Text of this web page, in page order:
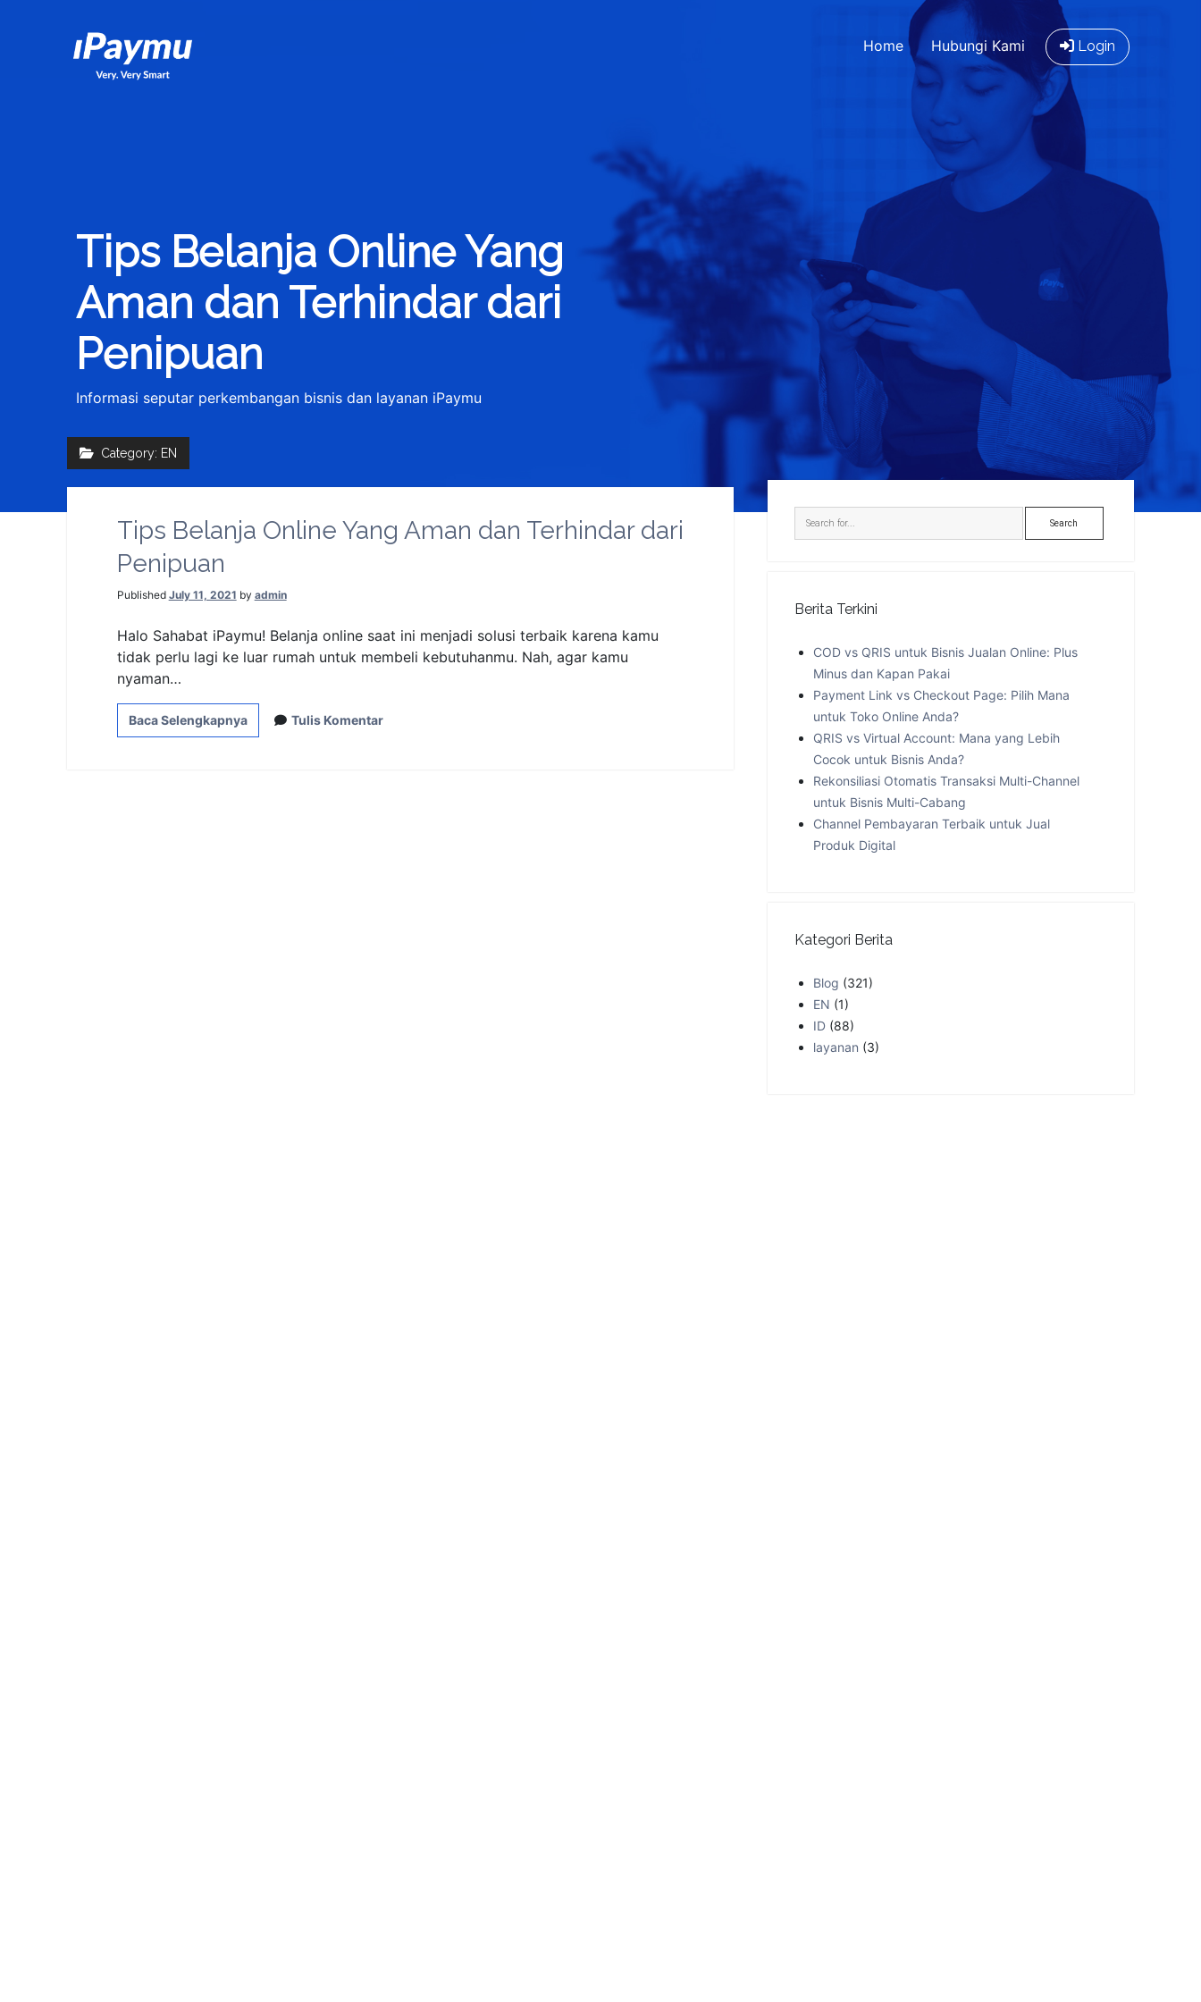
iPaymu.com Home Hubungi Kami Login
Tips Belanja Online Yang
Aman dan Terhindar dari
Penipuan
Informasi seputar perkembangan bisnis dan layanan iPaymu
Category: EN
Tips Belanja Online Yang Aman dan Terhindar dari
Penipuan
Published July 11, 2021 by admin
Halo Sahabat iPaymu! Belanja online saat ini menjadi solusi terbaik karena kamu
tidak perlu lagi ke luar rumah untuk membeli kebutuhanmu. Nah, agar kamu
nyaman…
Baca Selengkapnya Tulis Komentar
Sidebar Search
Berita Terkini
COD vs QRIS untuk Bisnis Jualan Online: Plus
Minus dan Kapan Pakai
Payment Link vs Checkout Page: Pilih Mana
untuk Toko Online Anda?
QRIS vs Virtual Account: Mana yang Lebih
Cocok untuk Bisnis Anda?
Rekonsiliasi Otomatis Transaksi Multi-Channel
untuk Bisnis Multi-Cabang
Channel Pembayaran Terbaik untuk Jual
Produk Digital
Kategori Berita
Blog (321)
EN (1)
ID (88)
layanan (3)